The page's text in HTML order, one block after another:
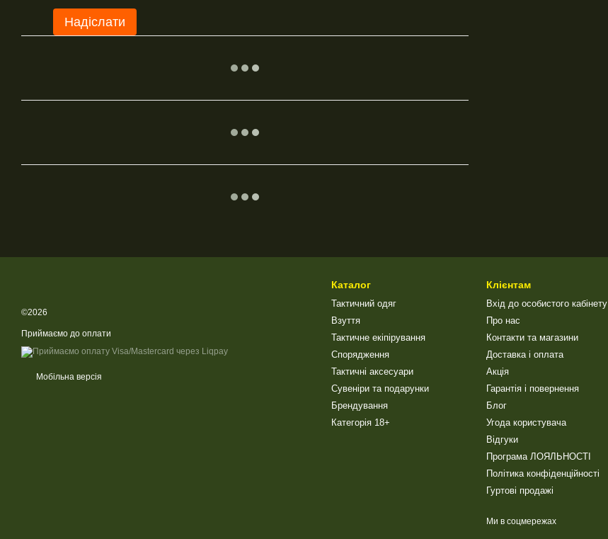
Надіслати
©2026
Приймаємо до оплати
Мобільна версія
Каталог
Тактичний одяг
Взуття
Тактичне екіпірування
Спорядження
Тактичні аксесуари
Сувеніри та подарунки
Брендування
Категорія 18+
Клієнтам
Вхід до особистого кабінету
Про нас
Контакти та магазини
Доставка і оплата
Акція
Гарантія і повернення
Блог
Угода користувача
Відгуки
Програма ЛОЯЛЬНОСТІ
Політика конфіденційності
Гуртові продажі
Ми в соцмережах